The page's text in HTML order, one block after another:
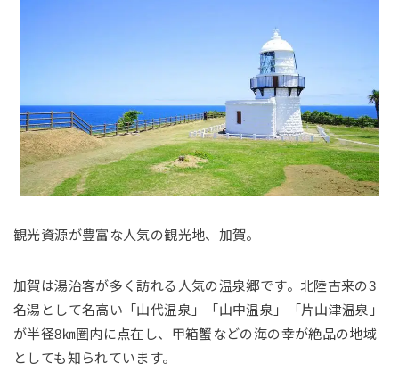
観光資源が豊富な人気の観光地、加賀。
加賀は湯治客が多く訪れる人気の温泉郷です。北陸古来の3
名湯として名高い「山代温泉」「山中温泉」「片山津温泉」
が半径8㎞圏内に点在し、甲箱蟹などの海の幸が絶品の地域
としても知られています。